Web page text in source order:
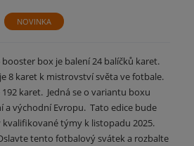
NOVINKA
booster box je balení 24 balíčků karet.
8 karet k mistrovství světa ve fotbale.
karet. Jedná se o variantu boxu
a východní Evropu. Tato edice bude
týmy k listopadu 2025.
tento fotbalový svátek a rozbalte